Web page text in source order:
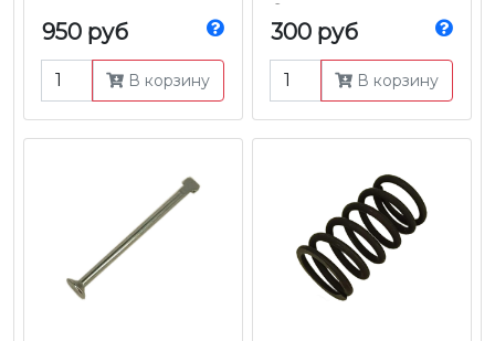
950 руб
В корзину
Оригинал
300 руб
В корзину